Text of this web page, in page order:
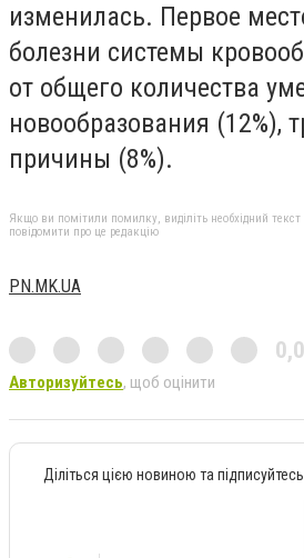
изменилась. Первое
болезни системы
от общего количества
новообразования (12%),
причины (8%).
Якщо ви помітили помилку, виділіть необхідний
повідомити про це редакцію
PN.MK.UA
0,0
Авторизуйтесь, щоб оцінити
Діліться цією новиною та